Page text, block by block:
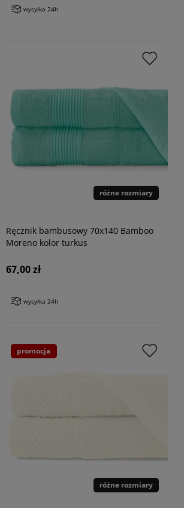
wysyłka 24h
różne rozmiary
Ręcznik bambusowy 70x140 Bamboo
Moreno kolor turkus
67,00 zł
wysyłka 24h
różne rozmiary
promocja